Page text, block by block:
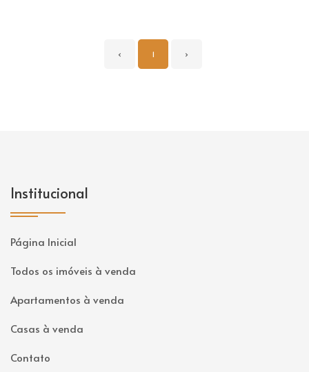
‹ 1 ›
Institucional
Página Inicial
Todos os imóveis à venda
Apartamentos à venda
Casas à venda
Contato